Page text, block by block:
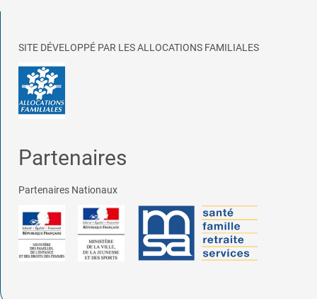
SITE DÉVELOPPÉ PAR LES ALLOCATIONS FAMILIALES
Partenaires
Partenaires Nationaux